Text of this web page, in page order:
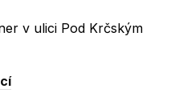
v ulici Pod Krčským